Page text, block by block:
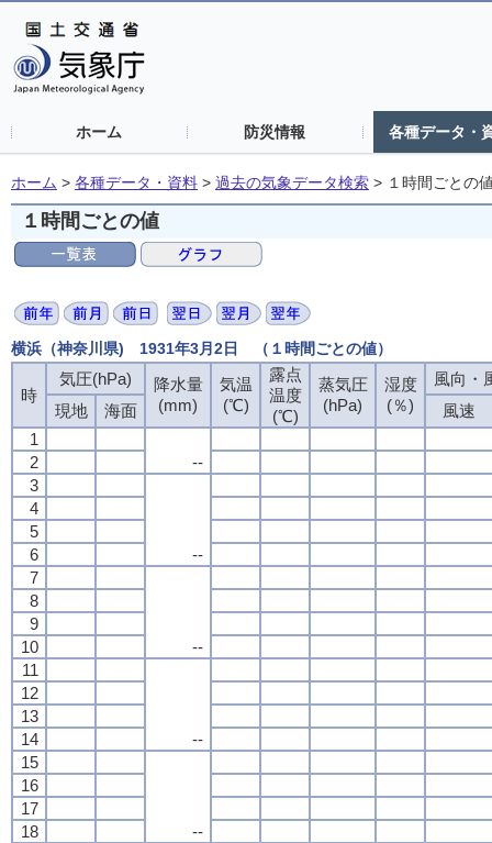
ホーム 防災情報 各種データ・
ホーム > 各種データ・資料 > 過去の気象データ検索 > １時間ごとの
１時間ごとの値
横浜（神奈川県) 1931年3月2日 （１時間ごとの値）
時
気圧(hPa)
降水量
(mm)
気温
(℃)
露点
温度
(℃)
蒸気圧
(hPa)
湿度
(％)
風向・
現地
海面
風速
1
--
2
3
--
4
5
6
7
--
8
9
10
11
--
12
13
14
15
--
16
17
18